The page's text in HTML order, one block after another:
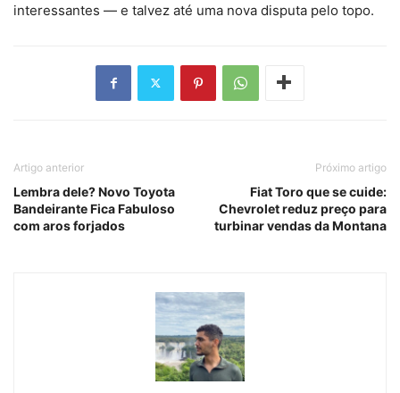
interessantes — e talvez até uma nova disputa pelo topo.
Artigo anterior
Lembra dele? Novo Toyota
Bandeirante Fica Fabuloso
com aros forjados
Próximo artigo
Fiat Toro que se cuide:
Chevrolet reduz preço para
turbinar vendas da Montana